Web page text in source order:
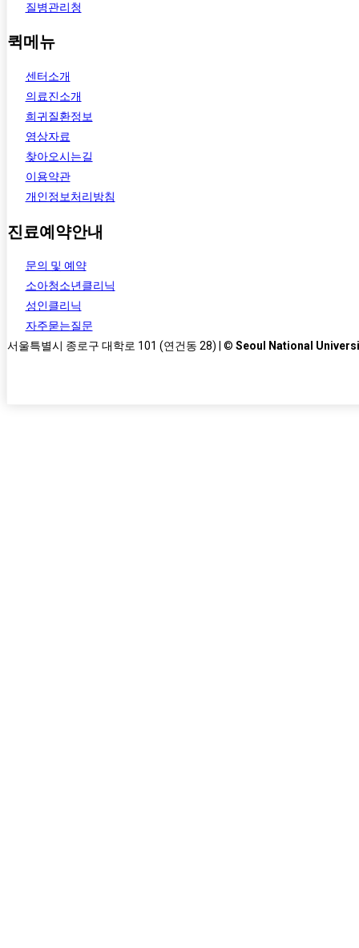
질병관리청
퀵메뉴
센터소개
의료진소개
희귀질환정보
영상자료
찾아오시는길
이용약관
개인정보처리방침
진료예약안내
문의 및 예약
소아청소년클리닉
성인클리닉
자주묻는질문
서울특별시 종로구 대학로 101 (연건동 28) | © Seoul National